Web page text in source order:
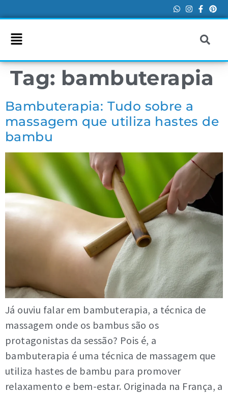
Tag: bambuterapia
Bambuterapia: Tudo sobre a
massagem que utiliza hastes de
bambu
Já ouviu falar em bambuterapia, a técnica de
massagem onde os bambus são os
protagonistas da sessão? Pois é, a
bambuterapia é uma técnica de massagem que
utiliza hastes de bambu para promover
relaxamento e bem-estar. Originada na França, a